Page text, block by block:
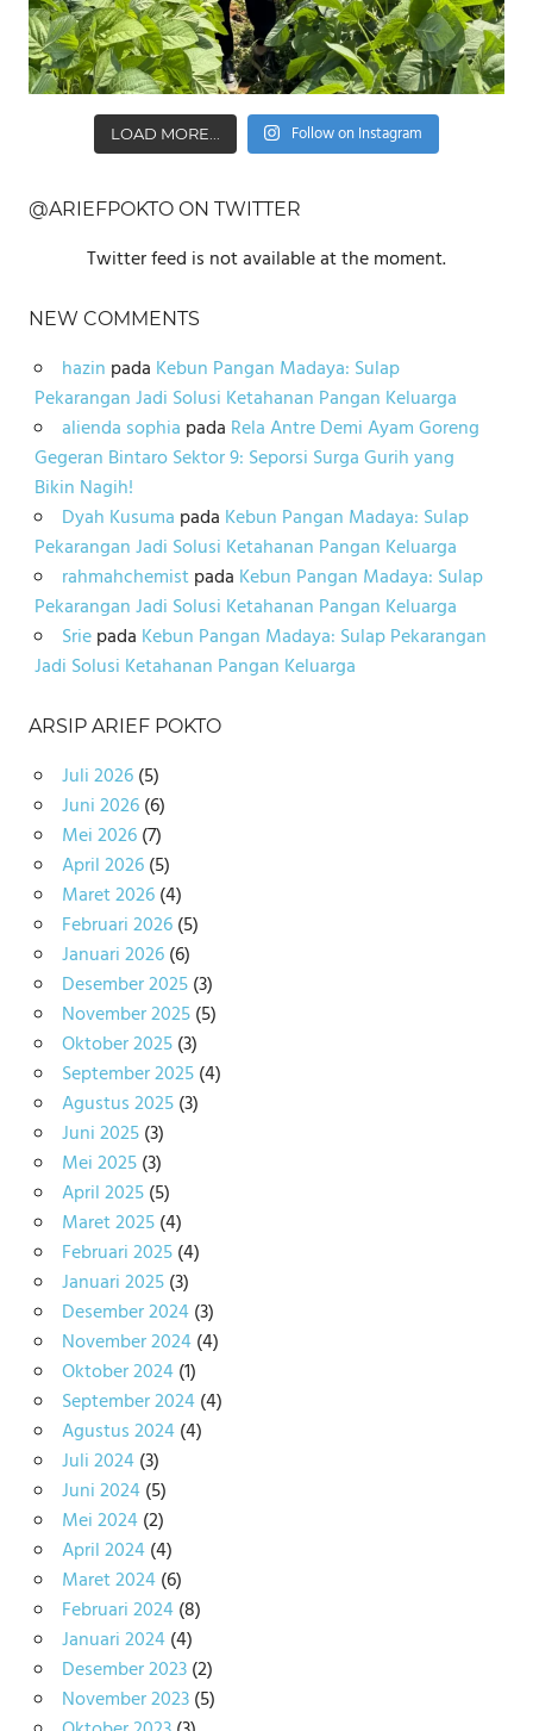
LOAD MORE... Follow on Instagram
@ARIEFPOKTO ON TWITTER
Twitter feed is not available at the moment.
NEW COMMENTS
hazin pada Kebun Pangan Madaya: Sulap
Pekarangan Jadi Solusi Ketahanan Pangan Keluarga
alienda sophia pada Rela Antre Demi Ayam Goreng
Gegeran Bintaro Sektor 9: Seporsi Surga Gurih yang
Bikin Nagih!
Dyah Kusuma pada Kebun Pangan Madaya: Sulap
Pekarangan Jadi Solusi Ketahanan Pangan Keluarga
rahmahchemistpada Kebun Pangan Madaya: Sulap
Pekarangan Jadi Solusi Ketahanan Pangan Keluarga
Sriepada Kebun Pangan Madaya: Sulap Pekarangan
Jadi Solusi Ketahanan Pangan Keluarga
ARSIP ARIEF POKTO
Juli 2026(5)
Juni 2026(6)
Mei 2026(7)
April 2026(5)
Maret 2026(4)
Februari 2026(5)
Januari 2026(6)
Desember 2025(3)
November 2025(5)
Oktober 2025(3)
September 2025(4)
Agustus 2025(3)
Juni 2025(3)
Mei 2025(3)
April 2025(5)
Maret 2025(4)
Februari 2025(4)
Januari 2025(3)
Desember 2024(3)
November 2024(4)
Oktober 2024(1)
September 2024(4)
Agustus 2024(4)
Juli 2024(3)
Juni 2024(5)
Mei 2024(2)
April 2024(4)
Maret 2024(6)
Februari 2024(8)
Januari 2024(4)
Desember 2023(2)
November 2023(5)